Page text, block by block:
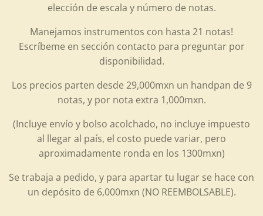
elección de escala y número de notas.
Manejamos instrumentos con hasta 21 notas!
Escríbeme en sección contacto para preguntar por
disponibilidad.
Los precios parten desde 29,000mxn un handpan de 9
notas, y por nota extra 1,000mxn.
(Incluye envío y bolso acolchado, no incluye impuesto
al llegar al país, el costo puede variar, pero
aproximadamente ronda en los 1300mxn)
Se trabaja a pedido, y para apartar tu lugar se hace con
un depósito de 6,000mxn (NO REEMBOLSABLE).